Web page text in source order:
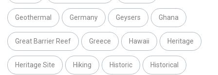
Geothermal Germany Geysers Ghana
Great Barrier Reef Greece Hawaii Heritage
Heritage Site Hiking Historic Historical